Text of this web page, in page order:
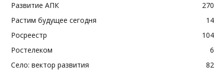
Развитие АПК
270
Растим будущее сегодня
14
Росреестр
104
Ростелеком
6
Село: вектор развития
82